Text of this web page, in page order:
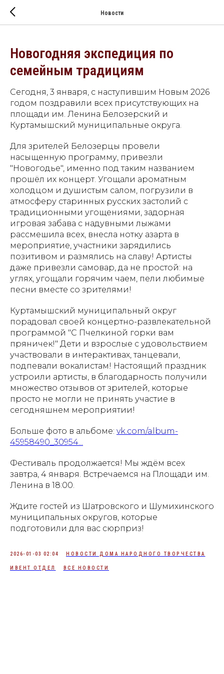
Новости
Новогодняя экспедиция по
семейным традициям
Сегодня, 3 января, с наступившим Новым 2026
годом поздравили всех присутствующих на
площади им. Ленина Белозерский и
Куртамышский муниципальные округа.
Для зрителей Белозерцы провели
насыщенную программу, привезли
"Новогодье", именно под таким названием
прошёл их концерт. Угощали ароматным
холодцом и душистым салом, погрузили в
атмосферу старинных русских застолий с
традиционными угощениями, задорная
игровая забава с надувными лыжами
рассмешила всех, внесла нотку азарта в
мероприятие, участники зарядились
позитивом и размялись на славу! Артисты
даже привезли самовар, да не простой: на
углях, угощали горячим чаем, пели любимые
песни вместе со зрителями!
Куртамышский муниципальный округ
порадовал своей концертно-развлекательной
программой "С Пчелкиной горки вам
пряничек!" Дети и взрослые с удовольствием
участвовали в интерактивах, танцевали,
подпевали вокалистам! Настоящий праздник
устроили артисты, в благодарность получили
множество отзывов от зрителей, которые
просто не могли не принять участие в
сегодняшнем мероприятии!
Больше фото в альбоме: vk.com/album-
45958490_30954...
Фестиваль продолжается! Мы ждём всех
завтра, 4 января. Встречаемся на Площади им.
Ленина в 18:00.
Ждите гостей из Шатровского и Шумихинского
муниципальных округов, которые
подготовили для вас сюрприз!
2026-01-03 02:04 НОВОСТИ ДОМА НАРОДНОГО ТВОРЧЕСТВА
ИВЕНТ ОТДЕЛ ВСЕ НОВОСТИ